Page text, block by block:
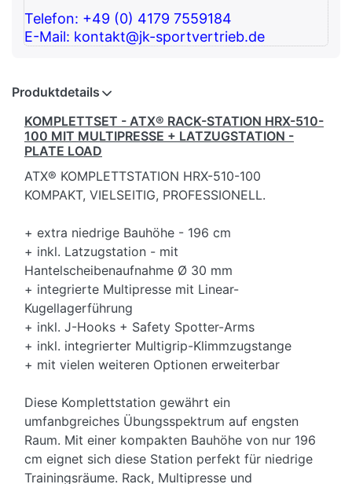
Telefon: +49 (0) 4179 7559184
E-Mail: kontakt@jk-sportvertrieb.de
Produktdetails
KOMPLETTSET - ATX® RACK-STATION HRX-510-
100 MIT MULTIPRESSE + LATZUGSTATION -
PLATE LOAD
ATX® KOMPLETTSTATION HRX-510-100
KOMPAKT, VIELSEITIG, PROFESSIONELL.
+ extra niedrige Bauhöhe - 196 cm
+ inkl. Latzugstation - mit
Hantelscheibenaufnahme Ø 30 mm
+ integrierte Multipresse mit Linear-
Kugellagerführung
+ inkl. J-Hooks + Safety Spotter-Arms
+ inkl. integrierter Multigrip-Klimmzugstange
+ mit vielen weiteren Optionen erweiterbar
Diese Komplettstation gewährt ein
umfanbgreiches Übungsspektrum auf engsten
Raum. Mit einer kompakten Bauhöhe von nur 196
cm eignet sich diese Station perfekt für niedrige
Trainingsräume. Rack, Multipresse und